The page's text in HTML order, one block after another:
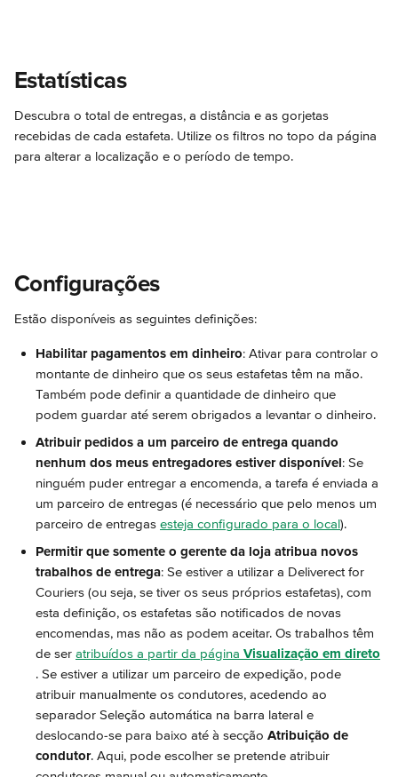
Estatísticas
Descubra o total de entregas, a distância e as gorjetas
recebidas de cada estafeta. Utilize os filtros no topo da página
para alterar a localização e o período de tempo.
Configurações
Estão disponíveis as seguintes definições:
Habilitar pagamentos em dinheiro: Ativar para controlar o
montante de dinheiro que os seus estafetas têm na mão.
Também pode definir a quantidade de dinheiro que
podem guardar até serem obrigados a levantar o dinheiro.
Atribuir pedidos a um parceiro de entrega quando
nenhum dos meus entregadores estiver disponível: Se
ninguém puder entregar a encomenda, a tarefa é enviada a
um parceiro de entregas (é necessário que pelo menos um
parceiro de entregas esteja configurado para o local).
Permitir que somente o gerente da loja atribua novos
trabalhos de entrega: Se estiver a utilizar a Deliverect for
Couriers (ou seja, se tiver os seus próprios estafetas), com
esta definição, os estafetas são notificados de novas
encomendas, mas não as podem aceitar. Os trabalhos têm
de ser atribuídos a partir da página Visualização em direto
. Se estiver a utilizar um parceiro de expedição, pode
atribuir manualmente os condutores, acedendo ao
separador Seleção automática na barra lateral e
deslocando-se para baixo até à secção Atribuição de
condutor. Aqui, pode escolher se pretende atribuir